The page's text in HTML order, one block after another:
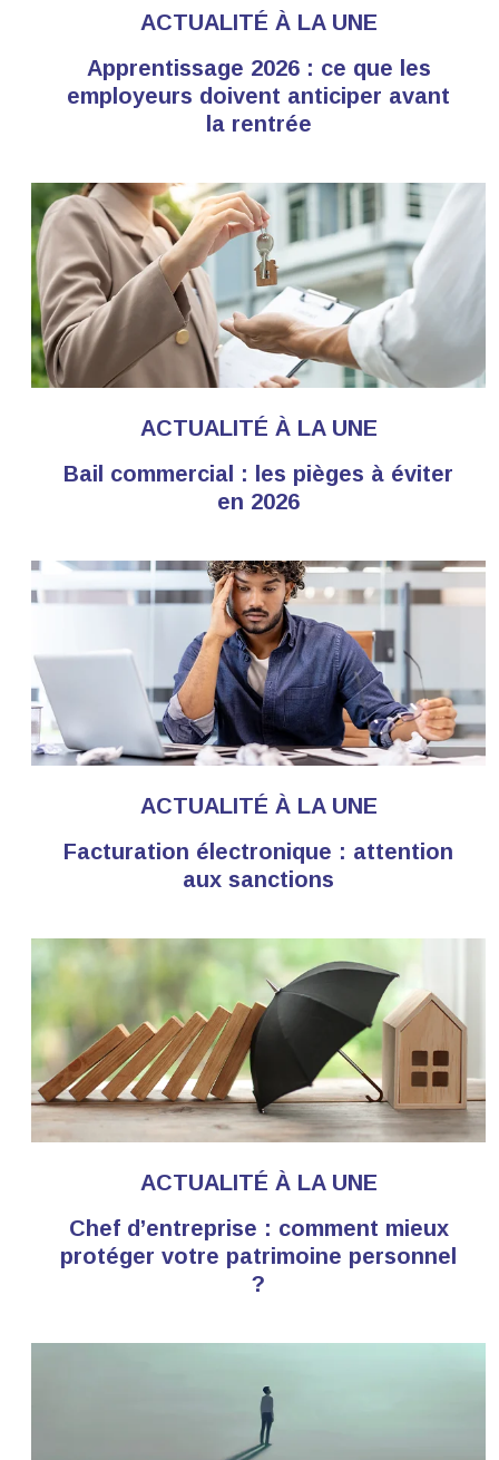
ACTUALITÉ À LA UNE
Apprentissage 2026 : ce que les
employeurs doivent anticiper avant
la rentrée
ACTUALITÉ À LA UNE
Bail commercial : les pièges à éviter
en 2026
ACTUALITÉ À LA UNE
Facturation électronique : attention
aux sanctions
ACTUALITÉ À LA UNE
Chef d’entreprise : comment mieux
protéger votre patrimoine personnel
?